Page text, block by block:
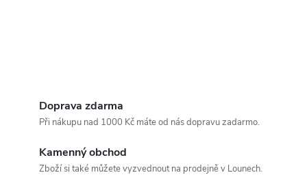
Doprava zdarma
Při nákupu nad 1000 Kč máte od nás dopravu zadarmo.
Kamenný obchod
Zboží si také můžete vyzvednout na prodejně v Lounech.